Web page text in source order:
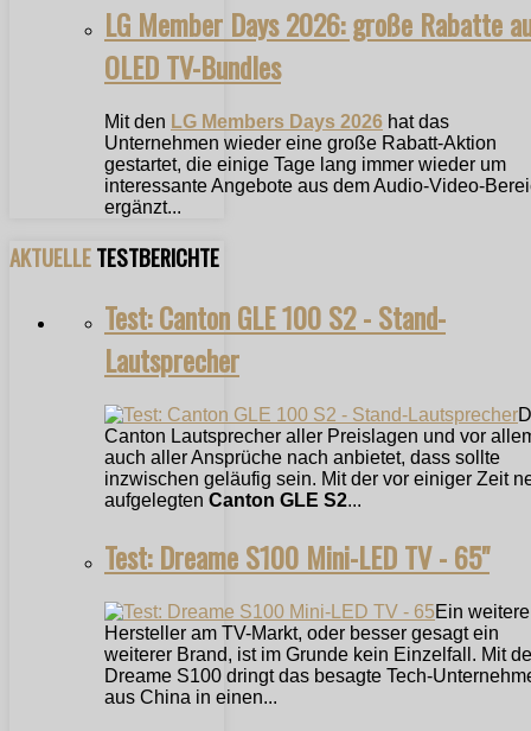
LG Member Days 2026: große Rabatte
OLED TV-Bundles
Mit den LG Members Days 2026 hat das
Unternehmen wieder eine große Rabatt-Aktion
gestartet, die einige Tage lang immer wieder um
interessante Angebote aus dem Audio-Video-
ergänzt...
AKTUELLETESTBERICHTE
Test: Canton GLE 100 S2 - Stand-
Lautsprecher
Canton Lautsprecher aller Preislagen und vor
auch aller Ansprüche nach anbietet, dass sollte
inzwischen geläufig sein. Mit der vor einiger Zeit
aufgelegten Canton GLE S2...
Test: Dreame S100 Mini-LED TV - 65"
Ein
Hersteller am TV-Markt, oder besser gesagt ein
weiterer Brand, ist im Grunde kein Einzelfall. Mit
Dreame S100 dringt das besagte Tech-
aus China in einen...